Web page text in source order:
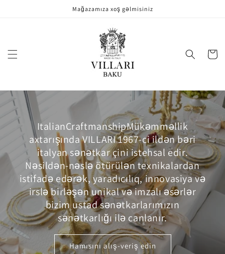
Mağazamıza xoş gəlmisiniz
Səbət
ItalianCraftmanshipMükəmməllik
axtarışında VILLARI 1967-ci ildən bəri
italyan sənətkar çini istehsal edir.
Nəsildən-nəslə ötürülən texnikalardan
istifadə edərək, yaradıcılıq, innovasiya və
irslə birləşən unikal və imzalı əsərlər
bizim ustad sənətkarlarımızın
sənətkarlığı ilə canlanır.
Hamısını alış-veriş edin